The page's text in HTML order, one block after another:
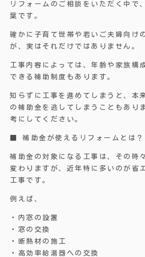
リフォームのご相談をいただく中で
葉です。
確かに子育て世帯や若いご夫婦向け
が、実はそれだけではありません。
工事内容によっては、年齢や家族構
できる補助制度もあります。
知らずに工事を進めてしまうと、本
の補助金を逃してしまうこともあり
考にしてください。
■ 補助金が使えるリフォームとは？
補助金の対象になる工事は、その時
変わりますが、近年特に多いのが省
工事です。
例えば、
・内窓の設置
・窓の交換
・断熱材の施工
・高効率給湯器への交換